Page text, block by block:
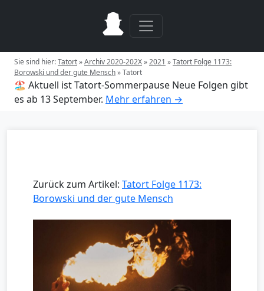
Sie sind hier:Tatort»Archiv 2020-202X»2021 »Tatort Folge 1173:
Borowski und der gute Mensch»Tatort
🏖️ Aktuell ist Tatort-Sommerpause Neue Folgen gibt
es ab 13 September. Mehr erfahren →
Zurück zum Artikel: Tatort Folge 1173:
Borowski und der gute Mensch